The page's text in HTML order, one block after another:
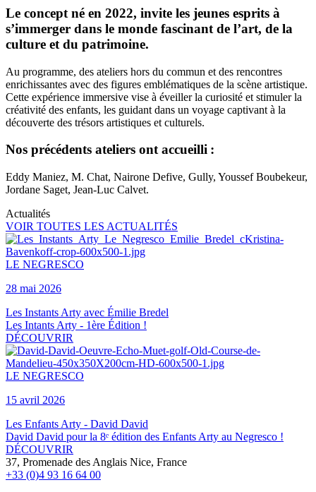
Le concept né en 2022, invite les jeunes esprits à
s’immerger dans le monde fascinant de l’art, de la
culture et du patrimoine.
Au programme, des ateliers hors du commun et des rencontres
enrichissantes avec des figures emblématiques de la scène artistique.
Cette expérience immersive vise à éveiller la curiosité et stimuler la
créativité des enfants, les guidant dans un voyage captivant à la
découverte des trésors artistiques et culturels.
Nos précédents ateliers ont accueilli :
Eddy Maniez, M. Chat, Nairone Defive, Gully, Youssef Boubekeur,
Jordane Saget, Jean-Luc Calvet.
Actualités
VOIR TOUTES LES ACTUALITÉS
LE NEGRESCO
28 mai 2026
Les Instants Arty avec Émilie Bredel
Les Intants Arty - 1ère Édition !
DÉCOUVRIR
LE NEGRESCO
15 avril 2026
Les Enfants Arty - David David
David David pour la 8ᵉ édition des Enfants Arty au Negresco !
DÉCOUVRIR
37, Promenade des Anglais Nice, France
+33 (0)4 93 16 64 00